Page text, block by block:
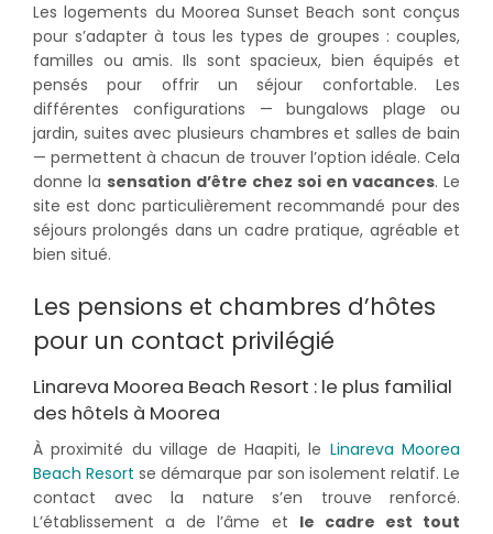
Les logements du Moorea Sunset Beach sont conçus
pour s’adapter à tous les types de groupes : couples,
familles ou amis. Ils sont spacieux, bien équipés et
pensés pour offrir un séjour confortable. Les
différentes configurations — bungalows plage ou
jardin, suites avec plusieurs chambres et salles de bain
— permettent à chacun de trouver l’option idéale. Cela
donne la sensation d’être chez soi en vacances. Le
site est donc particulièrement recommandé pour des
séjours prolongés dans un cadre pratique, agréable et
bien situé.
Les pensions et chambres d’hôtes
pour un contact privilégié
Linareva Moorea Beach Resort : le plus familial
des hôtels à Moorea
À proximité du village de Haapiti, le Linareva Moorea
Beach Resort se démarque par son isolement relatif. Le
contact avec la nature s’en trouve renforcé.
L’établissement a de l’âme et le cadre est tout